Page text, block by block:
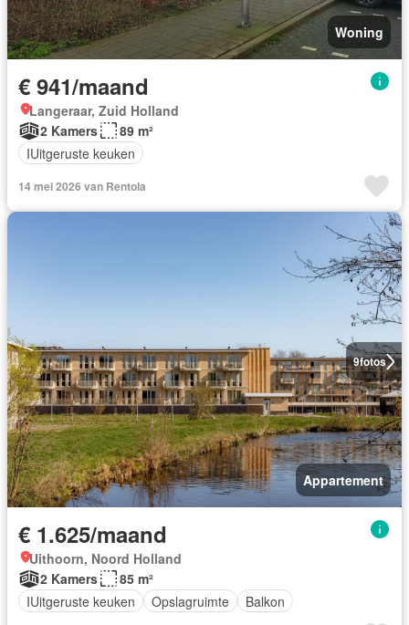
Woning
€ 941/maand
Langeraar, Zuid Holland
2 Kamers
89 m²
IUitgeruste keuken
14 mei 2026 van Rentola
9fotos
Appartement
€ 1.625/maand
Uithoorn, Noord Holland
2 Kamers
85 m²
IUitgeruste keuken
Opslagruimte Balkon